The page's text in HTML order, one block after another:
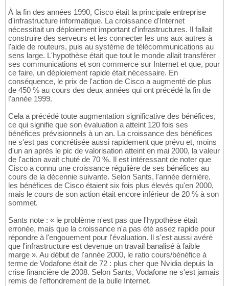
À la fin des années 1990, Cisco était la principale entreprise
d'infrastructure informatique. La croissance d'Internet
nécessitait un déploiement important d'infrastructures. Il fallait
construire des serveurs et les connecter les uns aux autres à
l'aide de routeurs, puis au système de télécommunications au
sens large. L'hypothèse était que tout le monde allait transférer
ses communications et son commerce sur Internet et que, pour
ce faire, un déploiement rapide était nécessaire. En
conséquence, le prix de l'action de Cisco a augmenté de plus
de 450 % au cours des deux années qui ont précédé la fin de
l'année 1999.
Cela a précédé toute augmentation significative des bénéfices,
ce qui signifie que son évaluation a atteint 120 fois ses
bénéfices prévisionnels à un an. La croissance des bénéfices
ne s'est pas concrétisée aussi rapidement que prévu et, moins
d'un an après le pic de valorisation atteint en mai 2000, la valeur
de l'action avait chuté de 70 %. Il est intéressant de noter que
Cisco a connu une croissance régulière de ses bénéfices au
cours de la décennie suivante. Selon Sants, l'année dernière,
les bénéfices de Cisco étaient six fois plus élevés qu'en 2000,
mais le cours de son action était encore inférieur de 20 % à son
sommet.
Sants note : « le problème n'est pas que l'hypothèse était
erronée, mais que la croissance n'a pas été assez rapide pour
répondre à l'engouement pour l'évaluation. Il s'est aussi avéré
que l'infrastructure est devenue un travail banalisé à faible
marge ». Au début de l'année 2000, le ratio cours/bénéfice à
terme de Vodafone était de 72 : plus cher que Nvidia depuis la
crise financière de 2008. Selon Sants, Vodafone ne s'est jamais
remis de l'effondrement de la bulle Internet.